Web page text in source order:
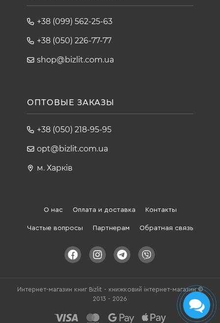
+38 (099) 562-25-63
+38 (050) 226-77-77
shop@bizlit.com.ua
ОПТОВЫЕ ЗАКАЗЫ
+38 (050) 218-95-95
opt@bizlit.com.ua
м. Харків
О нас Оплата и доставка Контакты
Частые вопросы Партнерам Обратная связь
Интернет-магазин книг Bizlit - книжковий інтернет-магазин ©
2013 - 2026